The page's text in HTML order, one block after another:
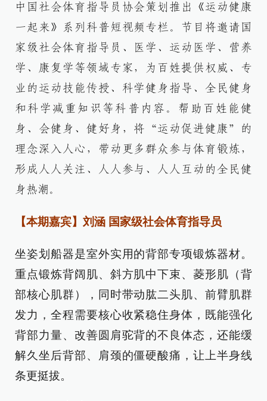
中国社会体育指导员协会策划推出《运动健康
一起来》系列科普短视频专栏。节目将邀请国
家级社会体育指导员、医学、运动医学、营养
学、康复学等领域专家，为百姓提供权威、专
业的运动技能传授、科学健身指导、全民健身
和科学减重知识等科普内容。帮助百姓能健
身、会健身、健好身，将“运动促进健康”的
理念深入人心，带动更多群众参与体育锻炼，
形成人人关注、人人参与、人人互动的全民健
身热潮。
【本期嘉宾】刘涵 国家级社会体育指导员
坐姿划船器是室外实用的背部专项锻炼器材。
重点锻炼背阔肌、斜方肌中下束、菱形肌（背
部核心肌群），同时带动肱二头肌、前臂肌群
发力，全程需要核心收紧稳住身体，既能强化
背部力量、改善圆肩驼背的不良体态，还能缓
解久坐后背部、肩颈的僵硬酸痛，让上半身线
条更挺拔。